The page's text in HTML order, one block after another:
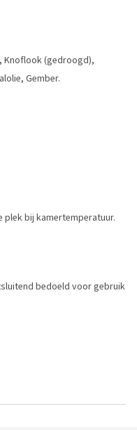
Knoflook (gedroogd),
Gember.
bij kamertemperatuur.
bedoeld voor gebruik